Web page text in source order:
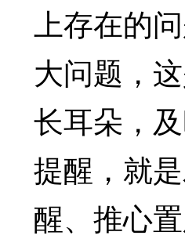
上存在的
大问题，
长耳朵，
提醒，就
醒、推心